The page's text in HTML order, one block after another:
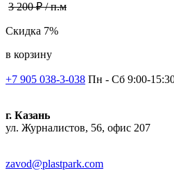
3 200 ₽ / п.м
Скидка 7%
в корзину
+7 905 038-3-038 Пн - Сб 9:00-
г. Казань
ул. Журналистов, 56, офис 207
zavod@plastpark.com